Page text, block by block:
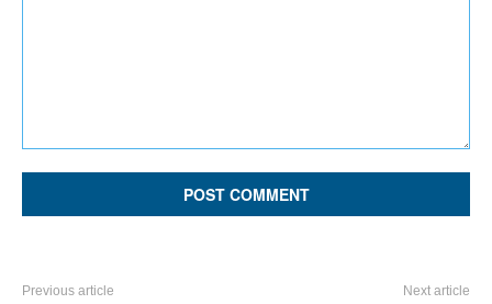
Previous article Next article